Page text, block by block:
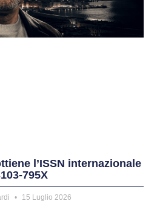
l’ISSN internazionale
795X
15 Luglio 2026